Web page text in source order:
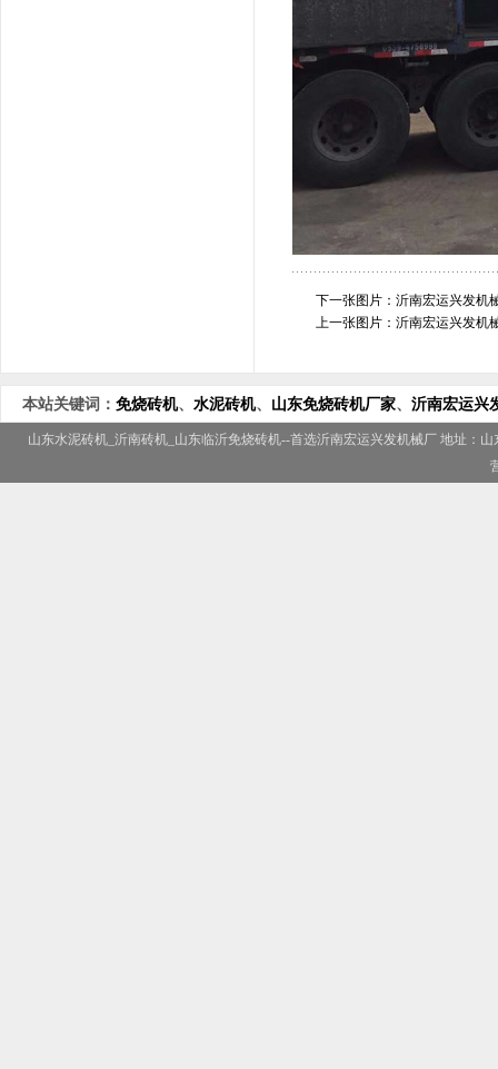
下一张图片： 沂南宏运兴发机
上一张图片： 沂南宏运兴发机
本站关键词： 免烧砖机、 水泥砖机、 山东免烧砖机厂家、 沂南宏运兴
山东水泥砖机_ 沂南砖机_ 山东临沂免烧砖机--首选沂南宏运兴发机械厂地址：山